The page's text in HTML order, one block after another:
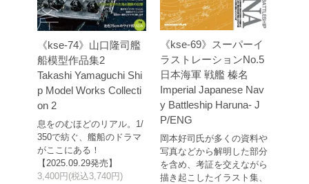
《kse-74》山口隆司艦
船模型作品集2
Takashi Yamaguchi Shi
p Model Works Collecti
on 2
息をのむほどのリアル。1/
350で紡ぐ、艦船のドラマ
がここにある！
【2025.09.29発売】
3,400円(税込3,740円)
《kse-69》スーパーイ
ラストレーションNo.5
日本海軍 戦艦 榛名
Imperial Japanese Nav
y Battleship Haruna- J
P/ENG
岡本好司氏が多くの資料や
写真などから解明した部分
を含め、考証を交えながら
描き起こしたイラスト集、